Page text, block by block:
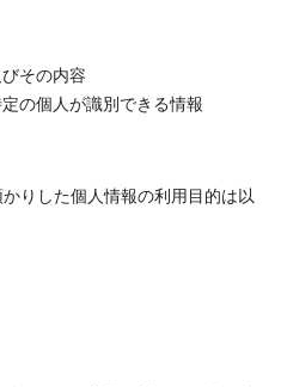
その内容
の個人が識別できる情報
りした個人情報の利用目的は以